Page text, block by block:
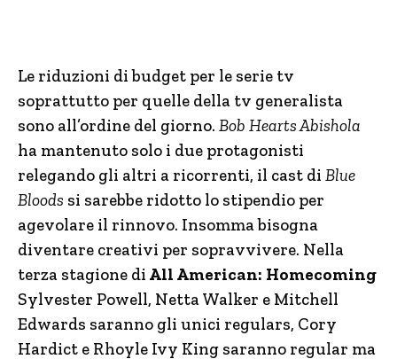
Le riduzioni di budget per le serie tv
soprattutto per quelle della tv generalista
sono all’ordine del giorno. Bob Hearts Abishola
ha mantenuto solo i due protagonisti
relegando gli altri a ricorrenti, il cast di Blue
Bloods si sarebbe ridotto lo stipendio per
agevolare il rinnovo. Insomma bisogna
diventare creativi per sopravvivere. Nella
terza stagione di All American: Homecoming
Sylvester Powell, Netta Walker e Mitchell
Edwards saranno gli unici regulars, Cory
Hardict e Rhoyle Ivy King saranno regular ma